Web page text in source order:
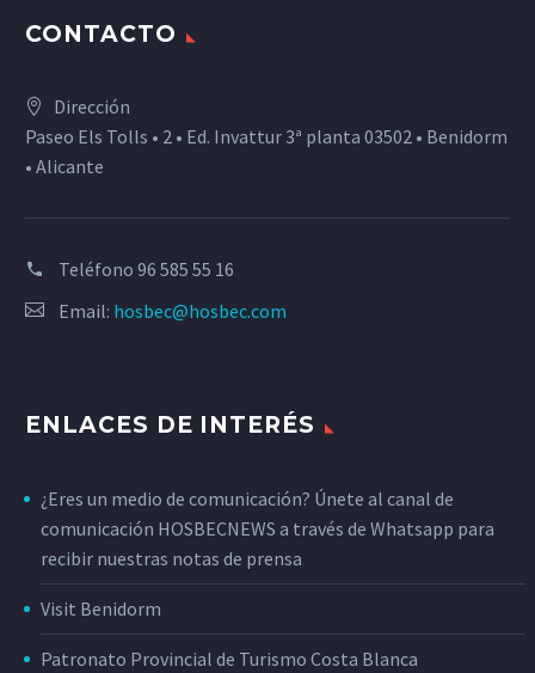
CONTACTO
Dirección
Paseo Els Tolls • 2 • Ed. Invattur 3ª planta 03502 • Benidorm
• Alicante
Teléfono 96 585 55 16
Email: hosbec@hosbec.com
ENLACES DE INTERÉS
¿Eres un medio de comunicación? Únete al canal de
comunicación HOSBECNEWS a través de Whatsapp para
recibir nuestras notas de prensa
Visit Benidorm
Patronato Provincial de Turismo Costa Blanca